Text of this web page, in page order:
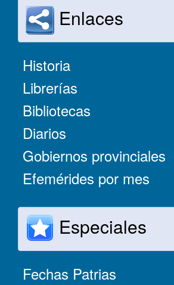
Enlaces
Historia
Librerías
Bibliotecas
Diarios
Gobiernos provinciales
Efemérides por mes
Especiales
Fechas Patrias